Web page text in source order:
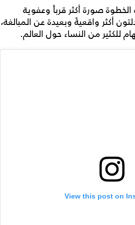
صورة أكثر قرباً وعفوية
أكثر واقعيةً وبعيدة عن المبالغة،
للكثير من النساء حول العالم.
View this post on